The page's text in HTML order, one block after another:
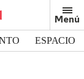
Menú
ESPACIO